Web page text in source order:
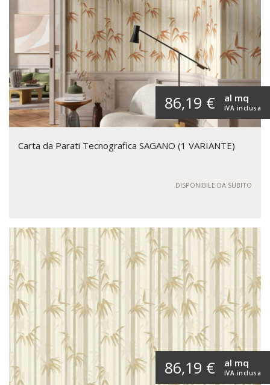
86,19 € IVA inclusa
al mq
Carta da Parati Tecnografica SAGANO (1 VARIANTE)
DISPONIBILE DA SUBITO
86,19 € IVA inclusa
al mq